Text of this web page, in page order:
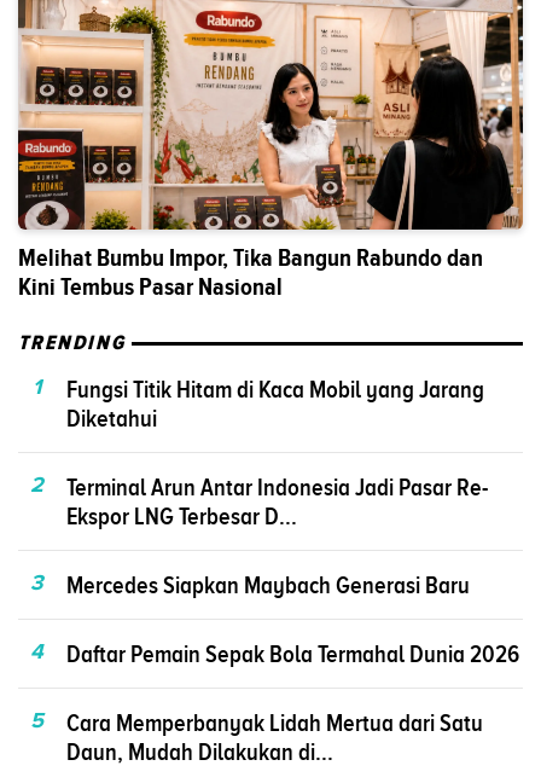
Melihat Bumbu Impor, Tika Bangun Rabundo dan
Kini Tembus Pasar Nasional
TRENDING
1
Fungsi Titik Hitam di Kaca Mobil yang Jarang
Diketahui
2
Terminal Arun Antar Indonesia Jadi Pasar Re-
Ekspor LNG Terbesar D...
3 Mercedes Siapkan Maybach Generasi Baru
4 Daftar Pemain Sepak Bola Termahal Dunia 2026
5
Cara Memperbanyak Lidah Mertua dari Satu
Daun, Mudah Dilakukan di...